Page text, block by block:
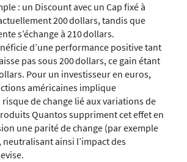
: un Discount avec un Cap fixé à
200 dollars, tandis que
s’échange à 210 dollars.
d’une performance positive tant
pas sous 200 dollars, ce gain étant
Pour un investisseur en euros,
américaines implique
de change lié aux variations de
Quantos suppriment cet effet en
une parité de change (par exemple
neutralisant ainsi l’impact des